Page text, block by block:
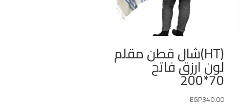
(HT)شال قطن مقلم
لون ارزق فاتح
70*200
EGP340.00